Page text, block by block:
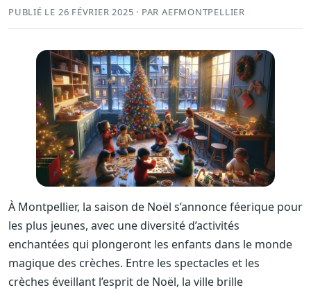
PUBLIÉ LE 26 FÉVRIER 2025 · PAR AEFMONTPELLIER
À Montpellier, la saison de Noël s’annonce féerique pour
les plus jeunes, avec une diversité d’activités
enchantées qui plongeront les enfants dans le monde
magique des crèches. Entre les spectacles et les
crèches éveillant l’esprit de Noël, la ville brille